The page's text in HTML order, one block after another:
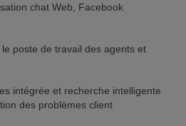
chat Web, Facebook
poste de travail des agents et
intégrée et recherche intelligente
des problèmes client